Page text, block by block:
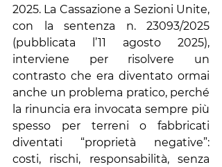
2025. La Cassazione a Sezioni Unite,
con la sentenza n. 23093/2025
(pubblicata l’11 agosto 2025),
interviene per risolvere un
contrasto che era diventato ormai
anche un problema pratico, perché
la rinuncia era invocata sempre più
spesso per terreni o fabbricati
diventati “proprietà negative”:
costi, rischi, responsabilità, senza